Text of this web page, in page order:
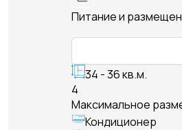
Питание и
34 - 36 кв.м.
4
Максимальное
Кондиционер